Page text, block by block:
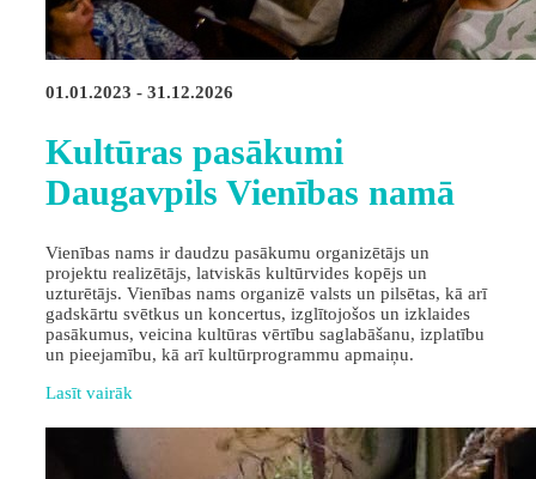
01.01.2023 - 31.12.2026
Kultūras pasākumi
Daugavpils Vienības namā
Vienības nams ir daudzu pasākumu organizētājs un
projektu realizētājs, latviskās kultūrvides kopējs un
uzturētājs. Vienības nams organizē valsts un pilsētas, kā arī
gadskārtu svētkus un koncertus, izglītojošos un izklaides
pasākumus, veicina kultūras vērtību saglabāšanu, izplatību
un pieejamību, kā arī kultūrprogrammu apmaiņu.
Lasīt vairāk